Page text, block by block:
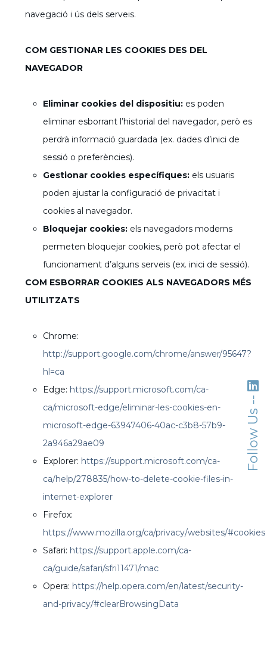
Follow Us --
navegació i ús dels serveis.
COM GESTIONAR LES COOKIES DES DEL
NAVEGADOR
Eliminar cookies del dispositiu: es poden
eliminar esborrant l’historial del navegador, però es
perdrà informació guardada (ex. dades d’inici de
sessió o preferències).
Gestionar cookies específiques: els usuaris
poden ajustar la configuració de privacitat i
cookies al navegador.
Bloquejar cookies: els navegadors moderns
permeten bloquejar cookies, però pot afectar el
funcionament d’alguns serveis (ex. inici de sessió).
COM ESBORRAR COOKIES ALS NAVEGADORS MÉS
UTILITZATS
Chrome:
http://support.google.com/chrome/answer/95647?
hl=ca
Edge: https://support.microsoft.com/ca-
ca/microsoft-edge/eliminar-les-cookies-en-
microsoft-edge-63947406-40ac-c3b8-57b9-
2a946a29ae09
Explorer: https://support.microsoft.com/ca-
ca/help/278835/how-to-delete-cookie-files-in-
internet-explorer
Firefox:
https://www.mozilla.org/ca/privacy/websites/#cookies
Safari: https://support.apple.com/ca-
ca/guide/safari/sfri11471/mac
Opera: https://help.opera.com/en/latest/security-
and-privacy/#clearBrowsingData